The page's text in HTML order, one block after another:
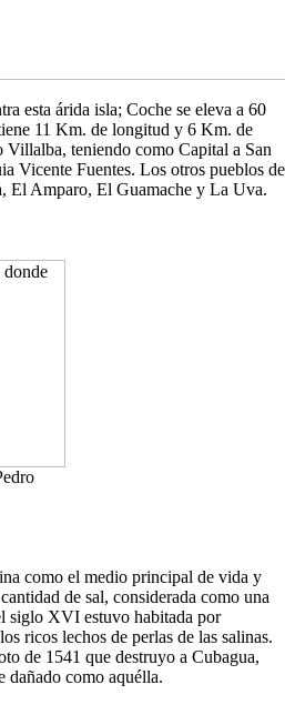
esta árida isla; Coche se eleva a 60
11 Km. de longitud y 6 Km. de
teniendo como Capital a San
Vicente Fuentes. Los otros pueblos de
El Amparo, El Guamache y La Uva.
como el medio principal de vida y
de sal, considerada como una
siglo XVI estuvo habitada por
ricos lechos de perlas de las salinas.
de 1541 que destruyo a Cubagua,
dañado como aquélla.